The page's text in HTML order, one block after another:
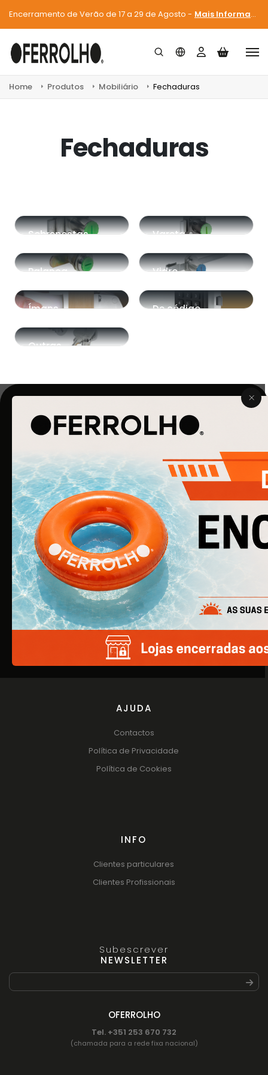
Encerramento de Verão de 17 a 29 de Agosto - Mais Informações
Home Produtos Mobiliário Fechaduras
Fechaduras
Sobrepostas Vareta
Palanca Vidro
Ímans De código
Outras
O Ferrolho iniciou a sua atividade em 1990. O que começou
por ser uma simples empresa de ferragens para
construção civil, é agora uma empresa de referência na
área de Ferragens para Mobiliário e Arquitetura.
EMPRESA
Quem Somos
Produtos
Catálogos
AJUDA
Contactos
Política de Privacidade
Política de Cookies
INFO
Clientes particulares
Clientes Profissionais
Subescrever
NEWSLETTER
OFERROLHO
Tel. +351 253 670 732
(chamada para a rede fixa nacional)